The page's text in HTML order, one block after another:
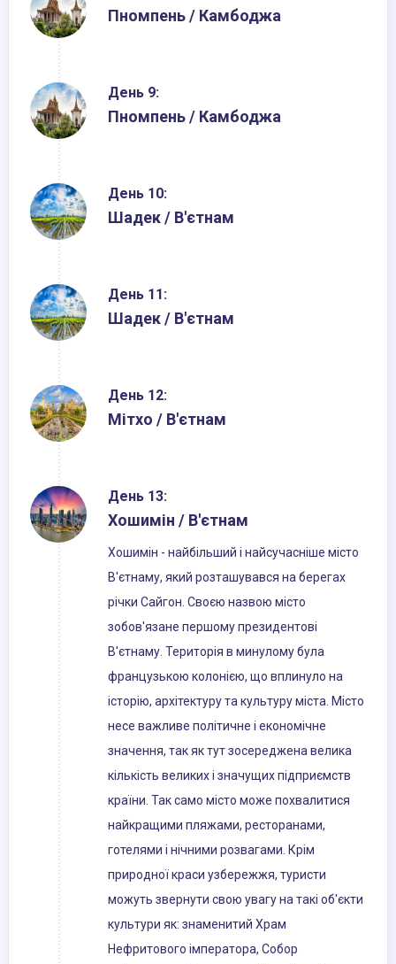
Пномпень / Камбоджа
День 9:
Пномпень / Камбоджа
День 10:
Шадек / В'єтнам
День 11:
Шадек / В'єтнам
День 12:
Мітхо / В'єтнам
День 13:
Хошимін / В'єтнам
Хошимін - найбільший і найсучасніше місто
В'єтнаму, який розташувався на берегах
річки Сайгон. Своєю назвою місто
зобов'язане першому президентові
В'єтнаму. Територія в минулому була
французькою колонією, що вплинуло на
історію, архітектуру та культуру міста. Місто
несе важливе політичне і економічне
значення, так як тут зосереджена велика
кількість великих і значущих підприємств
країни. Так само місто може похвалитися
найкращими пляжами, ресторанами,
готелями і нічними розвагами. Крім
природної краси узбережжя, туристи
можуть звернути свою увагу на такі об'єкти
культури як: знаменитий Храм
Нефритового імператора, Собор